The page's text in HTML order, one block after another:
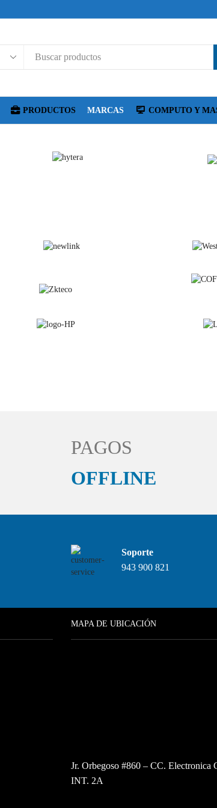
PRODUCTOS MARCAS COMPUTO Y
PAGOS
OFFLINE
Soporte
943 900 821
MAPA DE UBICACIÓN
Jr. Orbegoso #860 – CC. Electronica
INT. 2A